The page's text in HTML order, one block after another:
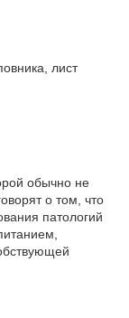
лист
обычно не
о том, что
патологий